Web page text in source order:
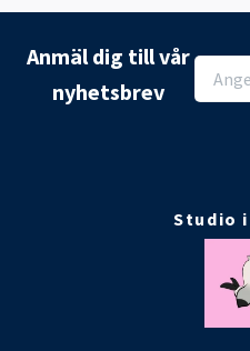
Anmäl dig till vår
nyhetsbrev
Studio i